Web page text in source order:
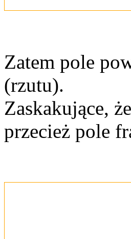
Zatem pole
(rzutu).
Zaskakujące,
przecież pole